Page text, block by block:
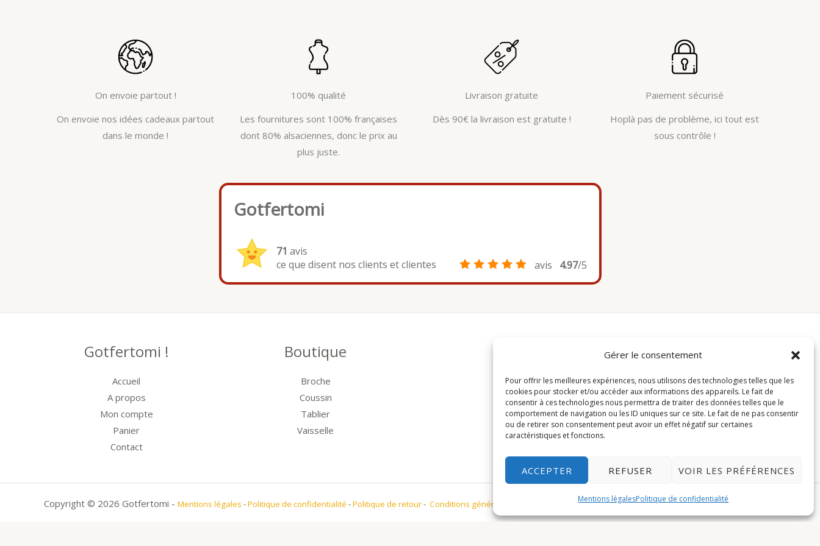
Gérer le consentement
Pour offrir les meilleures expériences, nous utilisons des technologies telles que les
cookies pour stocker et/ou accéder aux informations des appareils. Le fait de
consentir à ces technologies nous permettra de traiter des données telles que le
comportement de navigation ou les ID uniques sur ce site. Le fait de ne pas consentir
ou de retirer son consentement peut avoir un effet négatif sur certaines
caractéristiques et fonctions.
ACCEPTER REFUSER VOIR LES PRÉFÉRENCES
Mentions légalesPolitique de confidentialité
On envoie partout !
On envoie nos idées cadeaux partout
dans le monde !
100% qualité
Les fournitures sont 100% françaises
dont 80% alsaciennes, donc le prix au
plus juste.
Livraison gratuite
Dès 90€ la livraison est gratuite !
Paiement sécurisé
Hoplà pas de problème, ici tout est
sous contrôle !
Gotfertomi
71 avis
ce que disent nos clients et clientes
avis 4.97/5
Gotfertomi !
Accueil
A propos
Mon compte
Panier
Contact
Boutique
Broche
Coussin
Tablier
Vaisselle
Fait en Alsace 🥨
Gotfertomi met à l'honneur la tradition
alsacienne avec des produits de décoration
originaux.
Facebook
Instagram
Copyright © 2026 Gotfertomi - Mentions légales -Politique de confidentialité -Politique de retour- Conditions générales de ventes